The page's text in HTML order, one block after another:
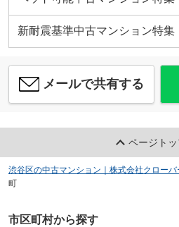
新耐震基準中古マンション特集
メールで共有する
ページト
渋谷区の中古マンション｜株式会社クローバ
町
市区町村から探す